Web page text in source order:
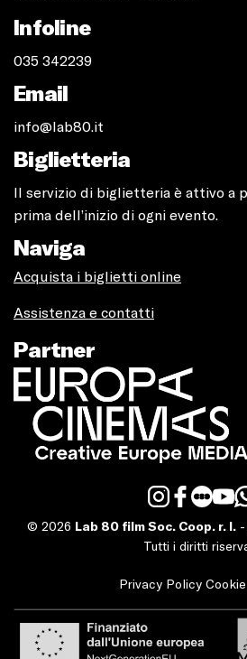
Infoline
035 342239
Email
info@lab80.it
Biglietteria
Il servizio di biglietteria è attivo a
prima dell’inizio di ogni evento.
Naviga
Acquista i biglietti online
Assistenza e contatti
Partner
© 2026 Lab 80 film Soc. Coop. r. l.-
Tutti i diritti
Privacy Policy